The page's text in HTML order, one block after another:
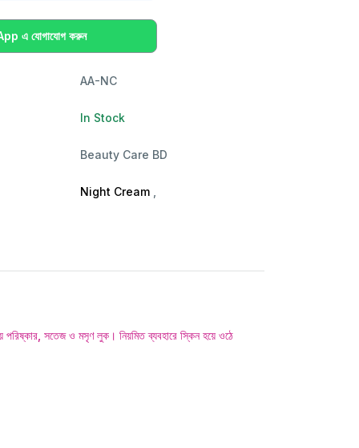
এ যোগাযোগ করুন
AA-NC
In Stock
Beauty Care BD
Night Cream
পরিষ্কার, সতেজ ও মসৃণ লুক। নিয়মিত ব্যবহারে স্কিন হয়ে ওঠে